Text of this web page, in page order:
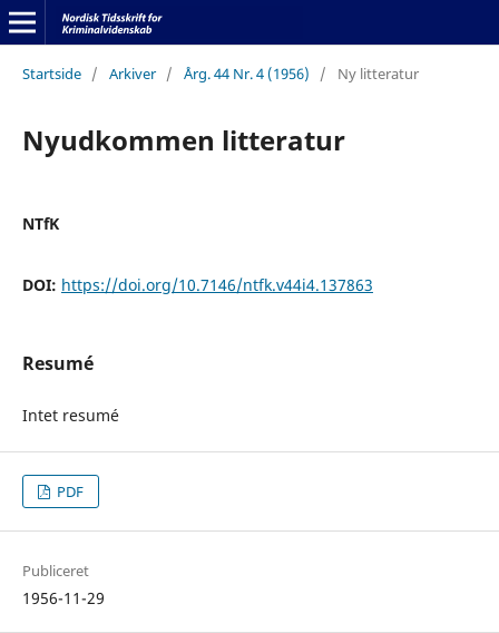
Startside / Arkiver / Årg. 44 Nr. 4 (1956) / Ny litteratur
Nyudkommen litteratur
NTfK
DOI: https://doi.org/10.7146/ntfk.v44i4.137863
Resumé
Intet resumé
PDF
Publiceret
1956-11-29